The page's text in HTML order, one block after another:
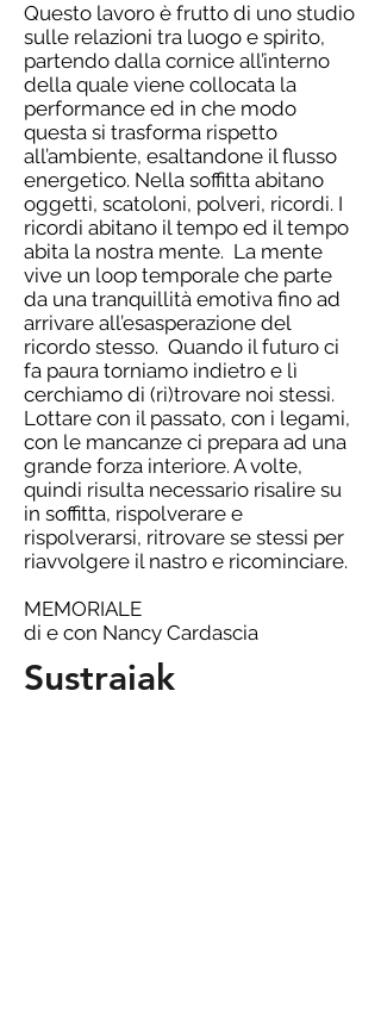
Questo lavoro è frutto di uno studio
sulle relazioni tra luogo e spirito,
partendo dalla cornice all’interno
della quale viene collocata la
performance ed in che modo
questa si trasforma rispetto
all’ambiente, esaltandone il flusso
energetico. Nella soffitta abitano
oggetti, scatoloni, polveri, ricordi. I
ricordi abitano il tempo ed il tempo
abita la nostra mente. La mente
vive un loop temporale che parte
da una tranquillità emotiva fino ad
arrivare all’esasperazione del
ricordo stesso. Quando il futuro ci
fa paura torniamo indietro e lì
cerchiamo di (ri)trovare noi stessi.
Lottare con il passato, con i legami,
con le mancanze ci prepara ad una
grande forza interiore. A volte,
quindi risulta necessario risalire su
in soffitta, rispolverare e
rispolverarsi, ritrovare se stessi per
riavvolgere il nastro e ricominciare.
MEMORIALE
di e con Nancy Cardascia
Sustraiak